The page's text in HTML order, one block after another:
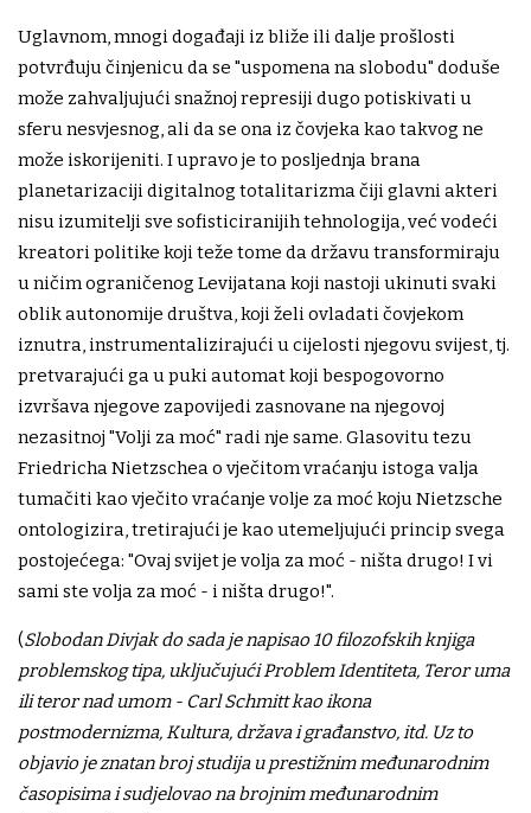
Uglavnom, mnogi događaji iz bliže ili dalje prošlosti
potvrđuju činjenicu da se "uspomena na slobodu" doduše
može zahvaljujući snažnoj represiji dugo potiskivati u
sferu nesvjesnog, ali da se ona iz čovjeka kao takvog ne
može iskorijeniti. I upravo je to posljednja brana
planetarizaciji digitalnog totalitarizma čiji glavni akteri
nisu izumitelji sve sofisticiranijih tehnologija, već vodeći
kreatori politike koji teže tome da državu transformiraju
u ničim ograničenog Levijatana koji nastoji ukinuti svaki
oblik autonomije društva, koji želi ovladati čovjekom
iznutra, instrumentalizirajući u cijelosti njegovu svijest, tj.
pretvarajući ga u puki automat koji bespogovorno
izvršava njegove zapovijedi zasnovane na njegovoj
nezasitnoj "Volji za moć" radi nje same. Glasovitu tezu
Friedricha Nietzschea o vječitom vraćanju istoga valja
tumačiti kao vječito vraćanje volje za moć koju Nietzsche
ontologizira, tretirajući je kao utemeljujući princip svega
postojećega: "Ovaj svijet je volja za moć - ništa drugo! I vi
sami ste volja za moć - i ništa drugo!".
(Slobodan Divjak do sada je napisao 10 filozofskih knjiga
problemskog tipa, uključujući Problem Identiteta, Teror uma
ili teror nad umom - Carl Schmitt kao ikona
postmodernizma, Kultura, država i građanstvo, itd. Uz to
objavio je znatan broj studija u prestižnim međunarodnim
časopisima i sudjelovao na brojnim međunarodnim